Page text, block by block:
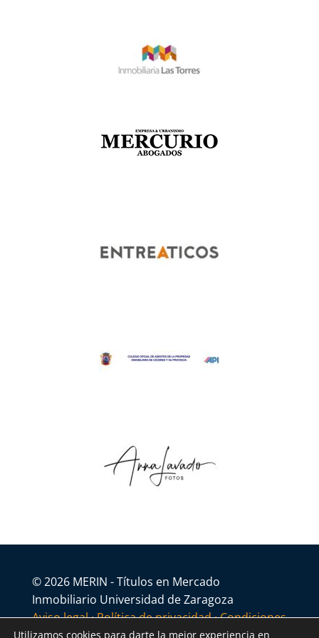
© 2026 MERIN - Títulos en Mercado
Inmobiliario Universidad de Zaragoza
Aviso legal·Política de privacidad·Condiciones
Utilizamos cookies para darte la mejor experiencia en